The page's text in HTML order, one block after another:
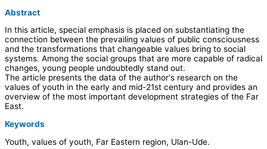
Abstract
In this article, special emphasis is placed on substantiating the
connection between the prevailing values of public consciousness
and the transformations that changeable values bring to social
systems. Among the social groups that are more capable of radical
changes, young people undoubtedly stand out.
The article presents the data of the author's research on the
values of youth in the early and mid-21st century and provides an
overview of the most important development strategies of the Far
East.
Keywords
Youth, values of youth, Far Eastern region, Ulan-Ude.